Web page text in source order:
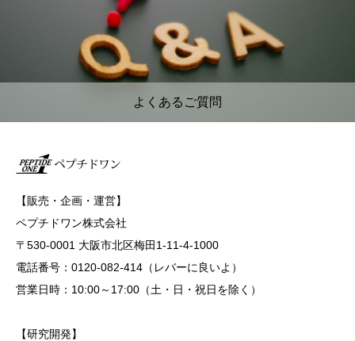
よくあるご質問
【販売・企画・運営】
ペプチドワン株式会社
〒530-0001 大阪市北区梅田1-11-4-1000
電話番号：0120-082-414（レバーに良いよ）
営業日時：10:00～17:00（土・日・祝日を除く）
【研究開発】